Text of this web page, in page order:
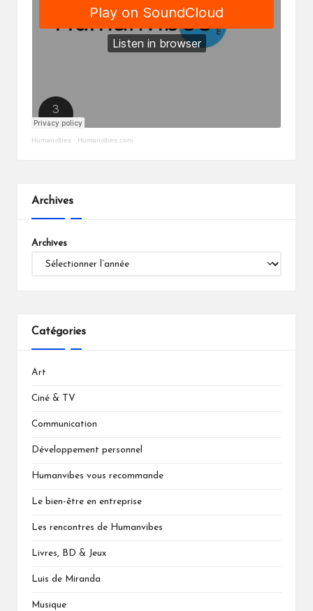
Humanvibes · Humanvibes.com
Archives
Archives
Catégories
Art
Ciné & TV
Communication
Développement personnel
Humanvibes vous recommande
Le bien-être en entreprise
Les rencontres de Humanvibes
Livres, BD & Jeux
Luis de Miranda
Musique